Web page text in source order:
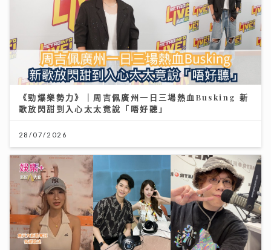
《勁爆樂勢力》｜周吉佩廣州一日三場熱血Busking 新
歌放閃甜到入心太太竟說「唔好聽」
28/07/2026